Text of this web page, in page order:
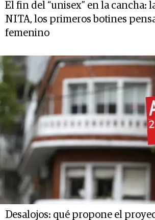
El fin del “unisex” en la cancha:
NITA, los primeros botines
femenino
Desalojos: qué propone el